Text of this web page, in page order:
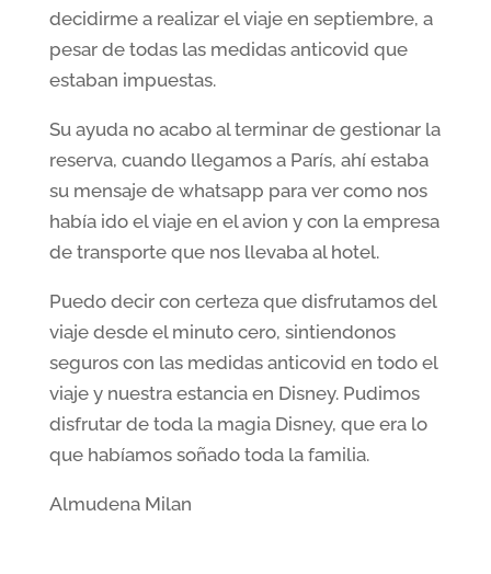
decidirme a realizar el viaje en septiembre, a
pesar de todas las medidas anticovid que
estaban impuestas.
Su ayuda no acabo al terminar de gestionar la
reserva, cuando llegamos a París, ahí estaba
su mensaje de whatsapp para ver como nos
había ido el viaje en el avion y con la empresa
de transporte que nos llevaba al hotel.
Puedo decir con certeza que disfrutamos del
viaje desde el minuto cero, sintiendonos
seguros con las medidas anticovid en todo el
viaje y nuestra estancia en Disney. Pudimos
disfrutar de toda la magia Disney, que era lo
que habíamos soñado toda la familia.
Almudena Milan